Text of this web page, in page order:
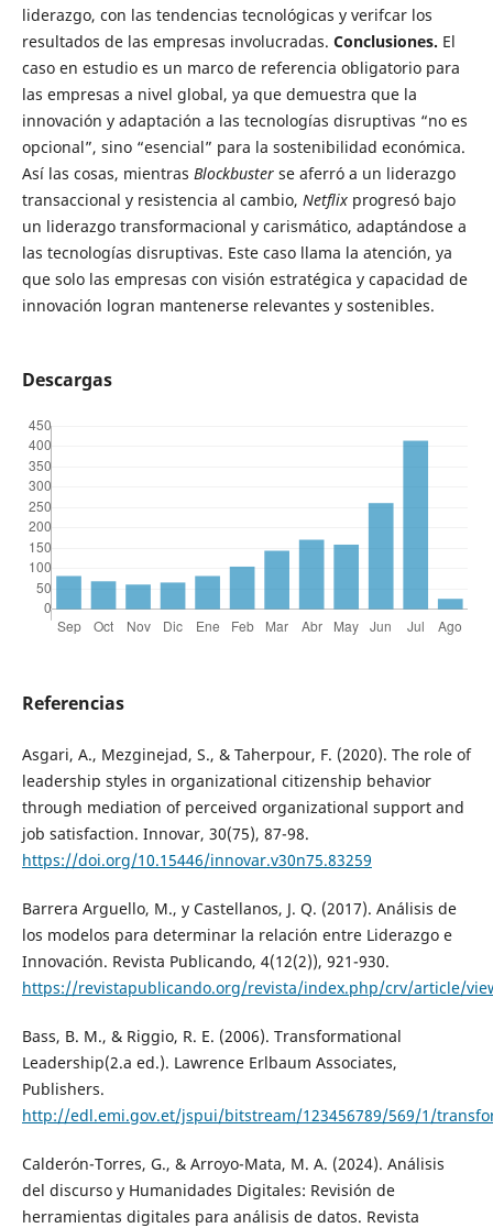
liderazgo, con las tendencias tecnológicas y verifcar los
resultados de las empresas involucradas. Conclusiones. El
caso en estudio es un marco de referencia obligatorio para
las empresas a nivel global, ya que demuestra que la
innovación y adaptación a las tecnologías disruptivas “no es
opcional”, sino “esencial” para la sostenibilidad económica.
Así las cosas, mientras Blockbusterse aferró a un liderazgo
transaccional y resistencia al cambio, Netflixprogresó bajo
un liderazgo transformacional y carismático, adaptándose a
las tecnologías disruptivas. Este caso llama la atención, ya
que solo las empresas con visión estratégica y capacidad de
innovación logran mantenerse relevantes y sostenibles.
Descargas
Referencias
Asgari, A., Mezginejad, S., & Taherpour, F. (2020). The role of
leadership styles in organizational citizenship behavior
through mediation of perceived organizational support and
job satisfaction. Innovar, 30(75), 87-98.
https://doi.org/10.15446/innovar.v30n75.83259
Barrera Arguello, M., y Castellanos, J. Q. (2017). Análisis de
los modelos para determinar la relación entre Liderazgo e
Innovación. Revista Publicando, 4(12(2)), 921-930.
https://revistapublicando.org/revista/index.php/crv/article/
Bass, B. M., & Riggio, R. E. (2006). Transformational
Leadership(2.a ed.). Lawrence Erlbaum Associates,
Publishers.
http://edl.emi.gov.et/jspui/bitstream/123456789/569/1/
Calderón-Torres, G., & Arroyo-Mata, M. A. (2024). Análisis
del discurso y Humanidades Digitales: Revisión de
herramientas digitales para análisis de datos. Revista